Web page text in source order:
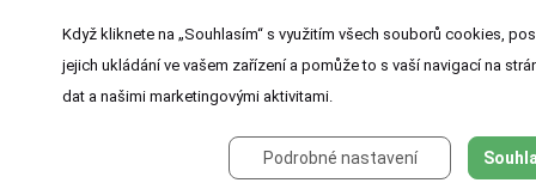
Když kliknete na „Souhlasím“ s využitím všech souborů cookies,
jejich ukládání ve vašem zařízení a pomůže to s vaší navigací na
dat a našimi marketingovými aktivitami.
Podrobné nastavení